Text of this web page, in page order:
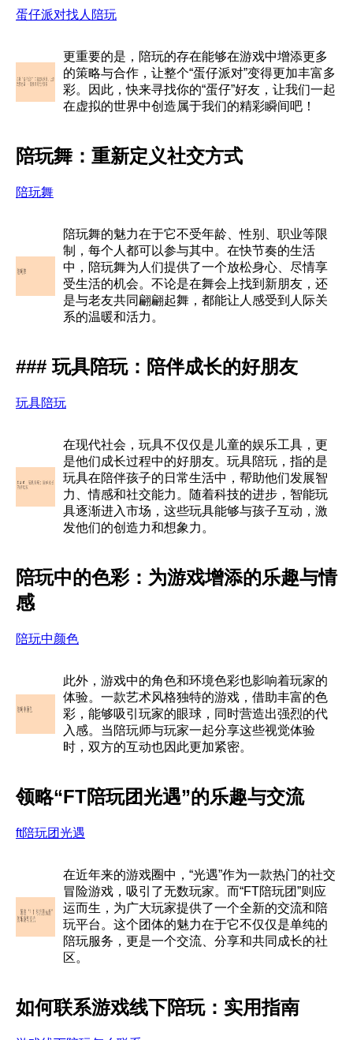
蛋仔派对找人陪玩
更重要的是，陪玩的存在能够在游戏中增添更多
的策略与合作，让整个“蛋仔派对”变得更加丰富多
彩。因此，快来寻找你的“蛋仔”好友，让我们一起
在虚拟的世界中创造属于我们的精彩瞬间吧！
陪玩舞：重新定义社交方式
陪玩舞
陪玩舞的魅力在于它不受年龄、性别、职业等限
制，每个人都可以参与其中。在快节奏的生活
中，陪玩舞为人们提供了一个放松身心、尽情享
受生活的机会。不论是在舞会上找到新朋友，还
是与老友共同翩翩起舞，都能让人感受到人际关
系的温暖和活力。
### 玩具陪玩：陪伴成长的好朋友
玩具陪玩
在现代社会，玩具不仅仅是儿童的娱乐工具，更
是他们成长过程中的好朋友。玩具陪玩，指的是
玩具在陪伴孩子的日常生活中，帮助他们发展智
力、情感和社交能力。随着科技的进步，智能玩
具逐渐进入市场，这些玩具能够与孩子互动，激
发他们的创造力和想象力。
陪玩中的色彩：为游戏增添的乐趣与情
感
陪玩中颜色
此外，游戏中的角色和环境色彩也影响着玩家的
体验。一款艺术风格独特的游戏，借助丰富的色
彩，能够吸引玩家的眼球，同时营造出强烈的代
入感。当陪玩师与玩家一起分享这些视觉体验
时，双方的互动也因此更加紧密。
领略“FT陪玩团光遇”的乐趣与交流
ft陪玩团光遇
在近年来的游戏圈中，“光遇”作为一款热门的社交
冒险游戏，吸引了无数玩家。而“FT陪玩团”则应
运而生，为广大玩家提供了一个全新的交流和陪
玩平台。这个团体的魅力在于它不仅仅是单纯的
陪玩服务，更是一个交流、分享和共同成长的社
区。
如何联系游戏线下陪玩：实用指南